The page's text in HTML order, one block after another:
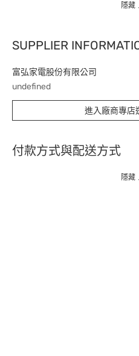
隱藏
SUPPLIER
富弘家電股份有限公司
undefined
進入廠商專店
付款方式與配送方式
隱藏